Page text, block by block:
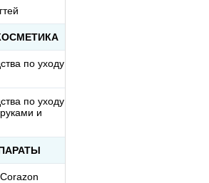
по уходу
по уходу
и